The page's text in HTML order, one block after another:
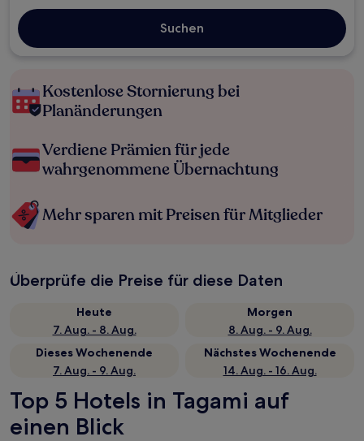
Suchen
Kostenlose Stornierung bei
Planänderungen
Verdiene Prämien für jede
wahrgenommene Übernachtung
Mehr sparen mit Preisen für Mitglieder
Überprüfe die Preise für diese Daten
Heute
7. Aug. - 8. Aug.
Morgen
8. Aug. - 9. Aug.
Dieses Wochenende
7. Aug. - 9. Aug.
Nächstes Wochenende
14. Aug. - 16. Aug.
Top 5 Hotels in Tagami auf
einen Blick